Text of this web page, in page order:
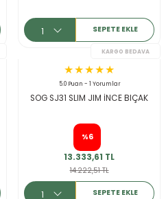
SEPETE EKLE
5.0 Puan - 1 Yorumlar
SOG SJ31 SLIM JIM İNCE BIÇAK
%6
13.333,61 TL
14.222,51 TL
SEPETE EKLE